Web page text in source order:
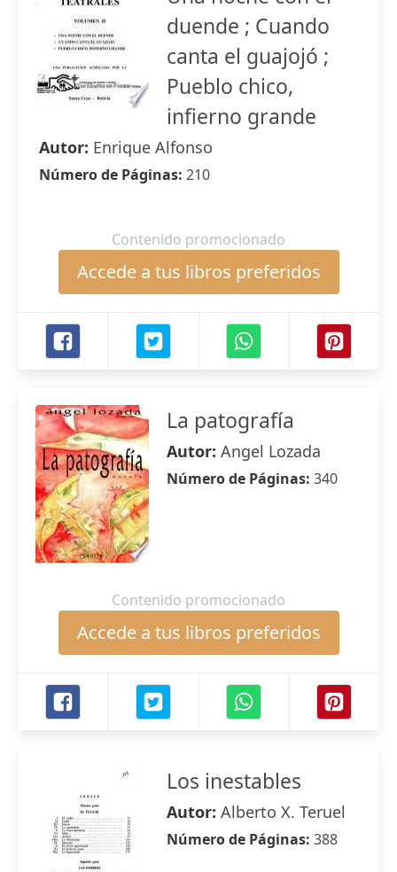
duende ; Cuando
canta el guajojó ;
Pueblo chico,
infierno grande
Autor: Enrique Alfonso
Número de Páginas: 210
Contenido promocionado
Accede a tus libros preferidos
La patografía
Autor: Angel Lozada
Número de Páginas: 340
Contenido promocionado
Accede a tus libros preferidos
Los inestables
Autor: Alberto X. Teruel
Número de Páginas: 388